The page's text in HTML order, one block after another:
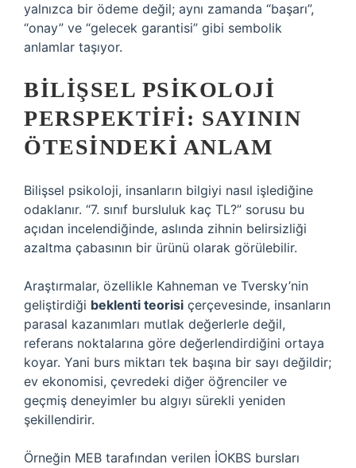
yalnızca bir ödeme değil; aynı zamanda “başarı”,
“onay” ve “gelecek garantisi” gibi sembolik
anlamlar taşıyor.
BILIŞSEL PSIKOLOJI
PERSPEKTIFI: SAYININ
ÖTESINDEKI ANLAM
Bilişsel psikoloji, insanların bilgiyi nasıl işlediğine
odaklanır. “7. sınıf bursluluk kaç TL?” sorusu bu
açıdan incelendiğinde, aslında zihnin belirsizliği
azaltma çabasının bir ürünü olarak görülebilir.
Araştırmalar, özellikle Kahneman ve Tversky’nin
geliştirdiği beklenti teorisi çerçevesinde, insanların
parasal kazanımları mutlak değerlerle değil,
referans noktalarına göre değerlendirdiğini ortaya
koyar. Yani burs miktarı tek başına bir sayı değildir;
ev ekonomisi, çevredeki diğer öğrenciler ve
geçmiş deneyimler bu algıyı sürekli yeniden
şekillendirir.
Örneğin MEB tarafından verilen İOKBS bursları